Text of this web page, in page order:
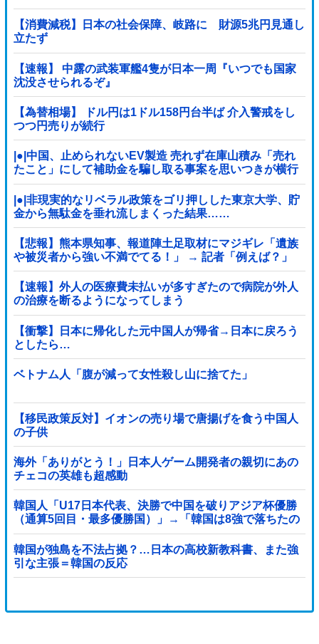
【消費減税】日本の社会保障、岐路に 財源5兆円見通し
立たず
【速報】 中露の武装軍艦4隻が日本一周『いつでも国家
沈没させられるぞ』
【為替相場】 ドル円は1ドル158円台半ば 介入警戒をし
つつ円売りが続行
|●|中国、止められないEV製造 売れず在庫山積み「売れ
たこと」にして補助金を騙し取る事案を思いつきが横行
|●|非現実的なリベラル政策をゴリ押しした東京大学、貯
金から無駄金を垂れ流しまくった結果……
【悲報】熊本県知事、報道陣土足取材にマジギレ「遺族
や被災者から強い不満でてる！」 → 記者「例えば？」
→ 知事、怒り通り越して呆れてしまう …...
【速報】外人の医療費未払いが多すぎたので病院が外人
の治療を断るようになってしまう
【衝撃】日本に帰化した元中国人が帰省→日本に戻ろう
としたら…
ベトナム人「腹が減って女性殺し山に捨てた」
【移民政策反対】イオンの売り場で唐揚げを食う中国人
の子供
海外「ありがとう！」日本人ゲーム開発者の親切にあの
チェコの英雄も超感動
韓国人「U17日本代表、決勝で中国を破りアジア杯優勝
（通算5回目・最多優勝国）」→「韓国は8強で落ちたの
に・・・もう越えられない壁になってしまったね」「韓
国は監督の問題が大きい」「日本はもうどんなに精神勝
利したところで超えられない壁である」
韓国が独島を不法占拠？…日本の高校新教科書、また強
引な主張＝韓国の反応